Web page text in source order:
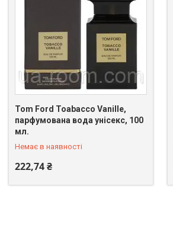
Tom Ford Toabacco Vanille,
парфумована вода унісекс, 100
мл.
Немає в наявності
222,74 ₴
+380 (67) 398-64-94